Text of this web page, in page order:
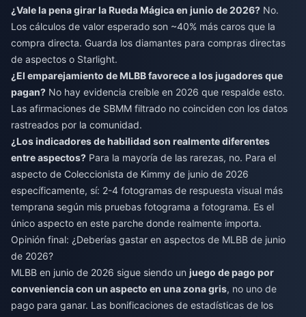
¿Vale la pena girar la Rueda Mágica en junio de 2026? No.
Los cálculos de valor esperado son ~40% más caros que la
compra directa. Guarda los diamantes para compras directas
de aspectos o Starlight.
¿El emparejamiento de MLBB favorece a los jugadores que
pagan? No hay evidencia creíble en 2026 que respalde esto.
Las afirmaciones de SBMM filtrado no coinciden con los datos
rastreados por la comunidad.
¿Los indicadores de habilidad son realmente diferentes
entre aspectos? Para la mayoría de las rarezas, no. Para el
aspecto de Coleccionista de Kimmy de junio de 2026
específicamente, sí: 2-4 fotogramas de respuesta visual más
temprana según mis pruebas fotograma a fotograma. Es el
único aspecto en este parche donde realmente importa.
Opinión final: ¿Deberías gastar en aspectos de MLBB de junio
de 2026?
MLBB en junio de 2026 sigue siendo un juego de pago por
conveniencia con un aspecto en una zona gris, no uno de
pago para ganar. Las bonificaciones de estadísticas de los